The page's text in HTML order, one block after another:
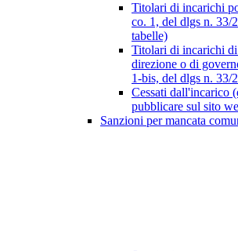
Titolari di incarichi
co. 1, del dlgs n. 33/
tabelle)
Titolari di incarichi
direzione o di
1-bis, del dlgs n. 33/
Cessati dall'incarico
pubblicare sul sito
Sanzioni per mancata